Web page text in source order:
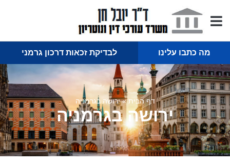
מה כתבו עלינו לבדיקת זכאות דרכון גרמני
דף הבית»ירושה בגרמניה
ירושה בגרמניה